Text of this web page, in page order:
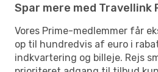
Spar mere med Travellink
Vores Prime-medlemmer får
op til hundredvis af euro i
indkvartering og billeje. Rejs